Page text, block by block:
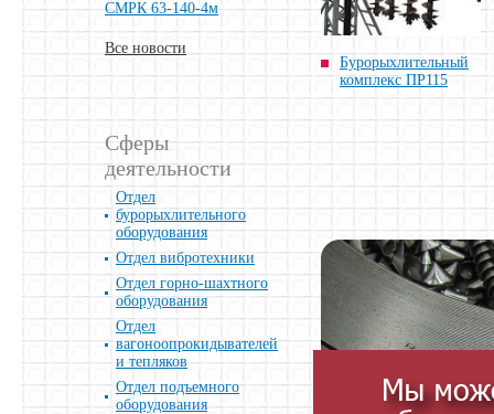
СМРК 63-140-4м
Все новости
Сферы
деятельности
Отдел
бурорыхлительного
оборудования
Отдел вибротехники
Отдел горно-шахтного
оборудования
Отдел
вагоноопрокидывателей
и тепляков
Отдел подъемного
оборудования
Бурорыхлительный
комплекс ПР115